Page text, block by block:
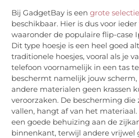
Bij GadgetBay is eengrote
beschikbaar. Hier is dus voor
waaronder de populaire flip-case
Dit type hoesje is een heel goed
traditionele hoesjes, vooral als je
telefoon voornamelijk in een tas
beschermt namelijk jouw scherm,
andere materialen geen krassen
veroorzaken. De bescherming die
vallen, hangt af van het
een goede behuizing aan de
binnenkant, terwijl andere vrijwel